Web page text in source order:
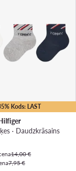
Kods: LAST
· Daudzkrāsains
cena
14,00 €
7,95 €